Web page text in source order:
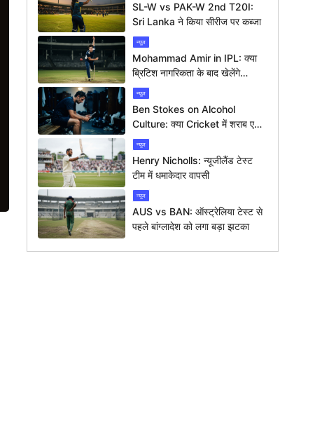
SL-W vs PAK-W 2nd T20I:
Sri Lanka ने किया सीरीज पर कब्जा
न्यूज
Mohammad Amir in IPL: क्या
ब्रिटिश नागरिकता के बाद खेलेंगे
आईपीएल?
न्यूज
Ben Stokes on Alcohol
Culture: क्या Cricket में शराब एक
बड़ी समस्या है?
न्यूज
Henry Nicholls: न्यूजीलैंड टेस्ट
टीम में धमाकेदार वापसी
न्यूज
AUS vs BAN: ऑस्ट्रेलिया टेस्ट से
पहले बांग्लादेश को लगा बड़ा झटका